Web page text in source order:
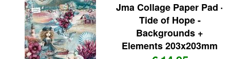
Jma Collage Paper Pad -
Tide of Hope -
Backgrounds +
Elements 203x203mm